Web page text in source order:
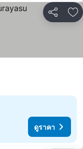
แชร์ เ
ดูราคา